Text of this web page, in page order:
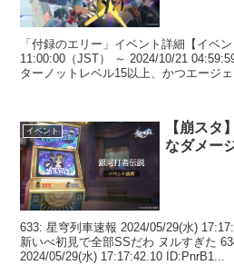
「付録のエリー」イベント詳細【イベ
11:00:00（JST） ～ 2024/10/21
ターノットレベル15以上、かつエージ
イベント
【崩スタ
なダメー
633: 星穹列車速報 2024/05/29(水)
新いべ初見で全部SSだわ ヌルすぎた
2024/05/29(水) 17:17:42.10 ID:PnrB1...